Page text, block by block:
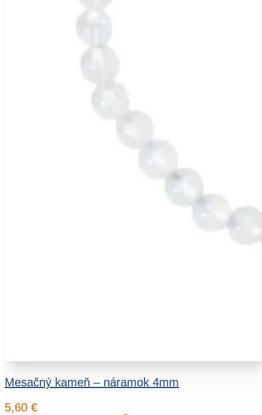
Mesačný kameň – náramok 4mm
5,60 €